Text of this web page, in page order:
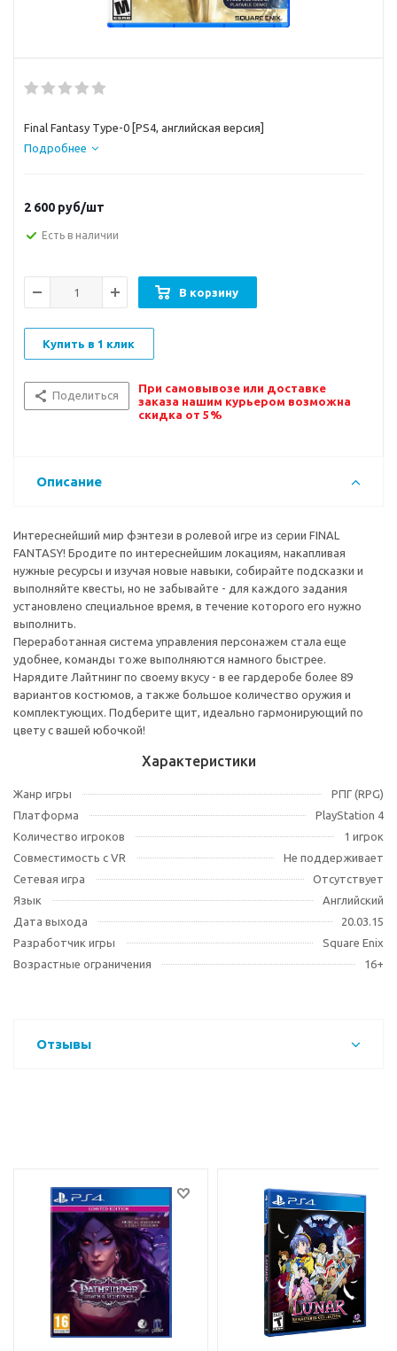
Final Fantasy Type-0 [PS4, английская версия]
Подробнее
2 600 руб/шт
Есть в наличии
В корзину
Купить в 1 клик
Поделиться
При самовывозе или доставке
заказа нашим курьером возможна
скидка от 5%
Описание
Интереснейший мир фэнтези в ролевой игре из серии FINAL
FANTASY! Бродите по интереснейшим локациям, накапливая
нужные ресурсы и изучая новые навыки, собирайте подсказки и
выполняйте квесты, но не забывайте - для каждого задания
установлено специальное время, в течение которого его нужно
выполнить.
Переработанная система управления персонажем стала еще
удобнее, команды тоже выполняются намного быстрее.
Нарядите Лайтнинг по своему вкусу - в ее гардеробе более 89
вариантов костюмов, а также большое количество оружия и
комплектующих. Подберите щит, идеально гармонирующий по
цвету с вашей юбочкой!
Характеристики
Жанр игры
РПГ (RPG)
Платформа
PlayStation 4
Количество игроков
1 игрок
Совместимость с VR
Не поддерживает
Сетевая игра
Отсутствует
Язык
Английский
Дата выхода
20.03.15
Разработчик игры
Square Enix
Возрастные ограничения
16+
Отзывы